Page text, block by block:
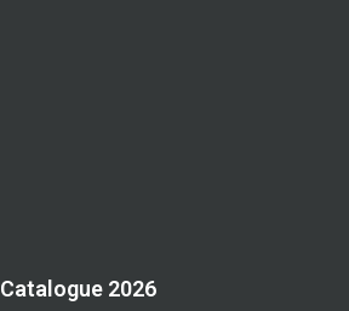
Catalogue 2026